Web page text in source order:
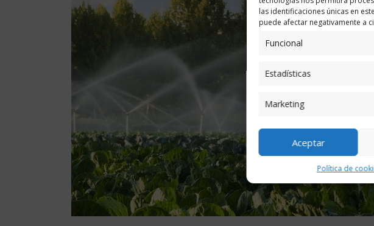
las identificaciones únicas en
puede afectar negativamente a
Funcional
Estadísticas
Marketing
Aceptar
Política de